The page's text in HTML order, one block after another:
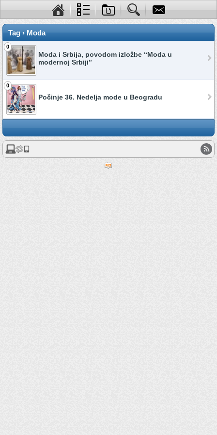
Tag › Moda
0
Moda i Srbija, povodom izložbe “Moda u
modernoj Srbiji”
0
Počinje 36. Nedelja mode u Beogradu